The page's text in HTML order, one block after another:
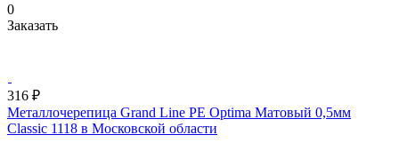
0
Заказать
316 ₽
Металлочерепица Grand Line PE Optima Матовый 0,5мм
Classic 1118 в Московской области